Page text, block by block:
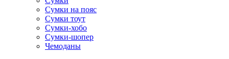
Сумки на пояс
Сумки тоут
Сумки-хобо
Сумки-шопер
Чемоданы